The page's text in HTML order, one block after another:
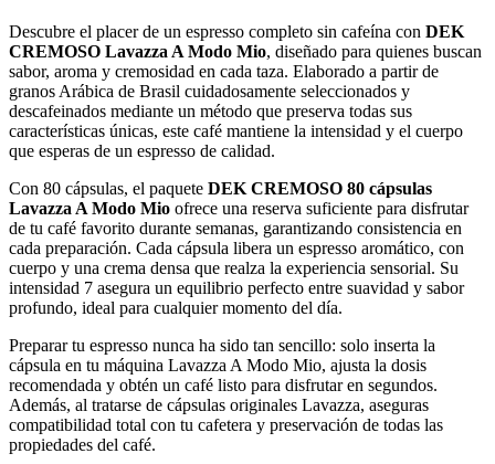
Descubre el placer de un espresso completo sin cafeína con DEK
CREMOSO Lavazza A Modo Mio, diseñado para quienes buscan
sabor, aroma y cremosidad en cada taza. Elaborado a partir de
granos Arábica de Brasil cuidadosamente seleccionados y
descafeinados mediante un método que preserva todas sus
características únicas, este café mantiene la intensidad y el cuerpo
que esperas de un espresso de calidad.
Con 80 cápsulas, el paquete DEK CREMOSO 80 cápsulas
Lavazza A Modo Mio ofrece una reserva suficiente para disfrutar
de tu café favorito durante semanas, garantizando consistencia en
cada preparación. Cada cápsula libera un espresso aromático, con
cuerpo y una crema densa que realza la experiencia sensorial. Su
intensidad 7 asegura un equilibrio perfecto entre suavidad y sabor
profundo, ideal para cualquier momento del día.
Preparar tu espresso nunca ha sido tan sencillo: solo inserta la
cápsula en tu máquina Lavazza A Modo Mio, ajusta la dosis
recomendada y obtén un café listo para disfrutar en segundos.
Además, al tratarse de cápsulas originales Lavazza, aseguras
compatibilidad total con tu cafetera y preservación de todas las
propiedades del café.